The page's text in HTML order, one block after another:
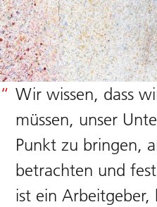
Wir wissen, dass
müssen, unser
Punkt zu bringen,
betrachten und
ist ein Arbeitgeber,